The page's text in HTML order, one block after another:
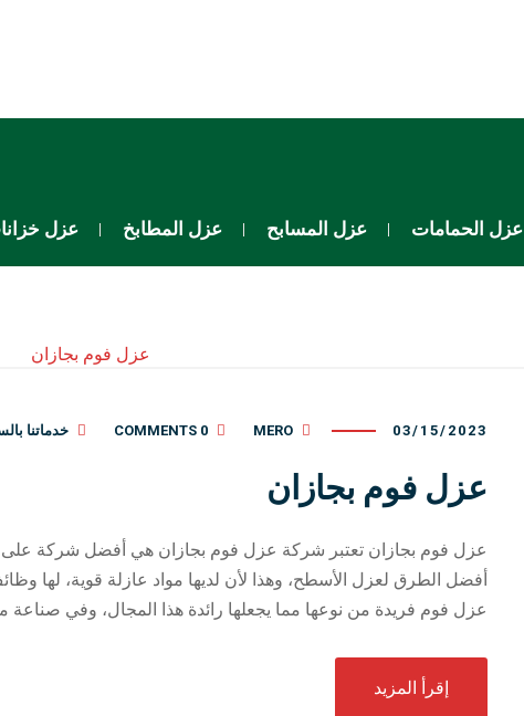
عزل الحمامات عزل المسابح عزل المطابخ عزل
03/15/2023
MERO
0 COMMENTS خدماتنا
عزل فوم بجازان
عزل فوم بجازان تعتبر شركة عزل فوم بجازان هي أفضل شركة على
أفضل الطرق لعزل الأسطح، وهذا لأن لديها مواد عازلة قوية، لها
عزل فوم فريدة من نوعها مما يجعلها رائدة هذا المجال، وفي صناعة
إقرأ المزيد